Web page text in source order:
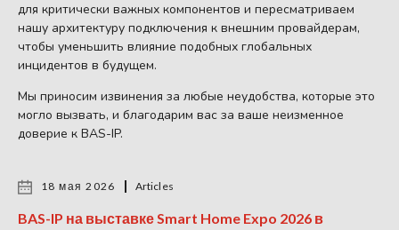
для критически важных компонентов и пересматриваем
нашу архитектуру подключения к внешним провайдерам,
чтобы уменьшить влияние подобных глобальных
инцидентов в будущем.
Мы приносим извинения за любые неудобства, которые это
могло вызвать, и благодарим вас за ваше неизменное
доверие к BAS-IP.
18 мая 2026 Articles
BAS-IP на выставке Smart Home Expo 2026 в